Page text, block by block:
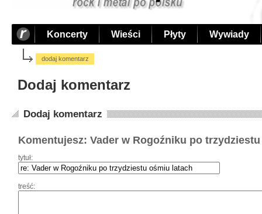
Koncerty Wieści Płyty Wywiady
dodaj komentarz
Dodaj komentarz
Dodaj komentarz
Komentujesz: Vader w Rogoźniku po
tytuł:
treść: